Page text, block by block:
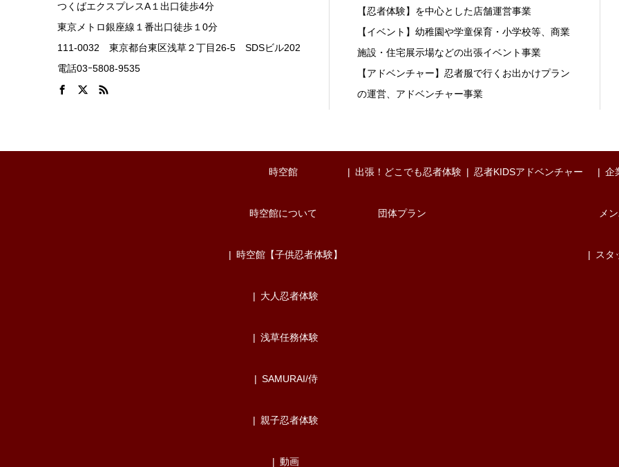
つくばエクスプレスA１出口徒歩4分
東京メトロ銀座線１番出口徒歩１0分
111-0032 東京都台東区浅草２丁目26-5 SDSビル202
電話03ｰ5808-9535
【忍者体験】を中心とした店舗運営事業
【イベント】幼稚園や学童保育・小学校等、商業
施設・住宅展示場などの出張イベント事業
【アドベンチャー】忍者服で行くお出かけプラン
の運営、アドベンチャー事業
時空館
時空館について
時空館【子供忍者体験】
大人忍者体験
浅草任務体験
SAMURAI/侍
親子忍者体験
動画
出張！どこでも忍者体験
団体プラン
忍者KIDSアドベンチャー 企
メ
スタ